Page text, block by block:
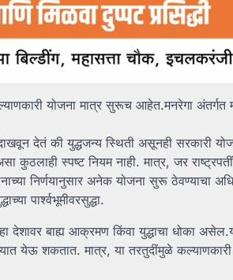
योजना मात्र सुरूच आहेत.मनरेगा
देतं की युद्धजन्य स्थिती असूनही सरकारी
कुठलाही स्पष्ट नियम नाही. मात्र, जर
निर्णयानुसार अनेक योजना सुरू
पार्श्वभूमीवरसुद्धा.
देशावर बाह्य आक्रमण किंवा युद्धाचा धोका
येऊ शकतात. मात्र, या तरतुदींमुळे